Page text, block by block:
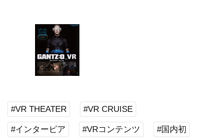
#VR THEATER #VR CRUISE
#インターピア #VRコンテンツ #国内初